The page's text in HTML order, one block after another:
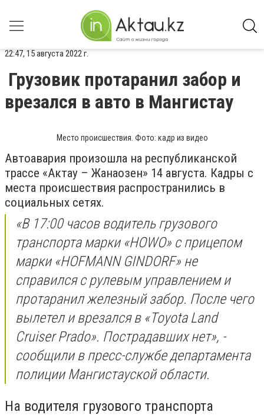
22:47, 15 августа 2022 г.
Грузовик протаранил забор и
врезался в авто в Мангистау
Место происшествия. Фото: кадр из видео
Автоавария произошла на республиканской
трассе «Актау – Жанаозен» 14 августа. Кадры с
места происшествия распространились в
социальных сетях.
«В 17:00 часов водитель грузового
транспорта марки «HOWO» с прицепом
марки «HOFMANN GINDORF» не
справился с рулевым управлением и
протаранил железный забор. После чего
вылетел и врезался в «Toyota Land
Cruiser Prado». Пострадавших нет», -
сообщили в пресс-службе департамента
полиции Мангистауской области.
На водителя грузового транспорта